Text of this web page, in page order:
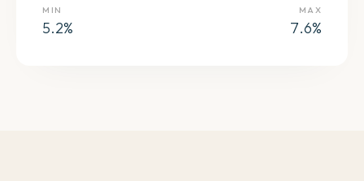
MIN
5.2%
MAX
7.6%